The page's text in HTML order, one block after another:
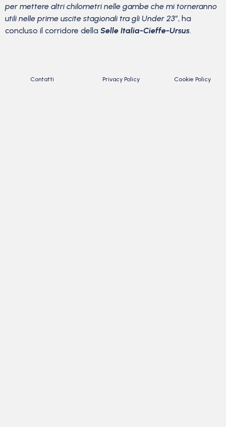
per mettere altri chilometri nelle gambe che mi torneranno
utili nelle prime uscite stagionali tra gli Under 23”, ha
concluso il corridore della Selle Italia-Cieffe-Ursus.
Contatti Privacy Policy Cookie Policy